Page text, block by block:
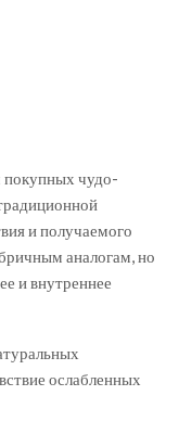
покупных чудо-
и получаемого
аналогам, но
и внутреннее
ослабленных